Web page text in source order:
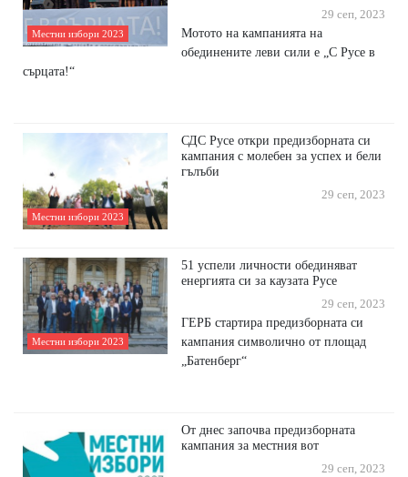
Местни избори 2023
29 сеп, 2023
Мотото на кампанията на
обединените леви сили е „С Русе в
сърцата!“
Местни избори 2023
СДС Русе откри предизборната си
кампания с молебен за успех и бели
гълъби
29 сеп, 2023
Местни избори 2023
51 успели личности обединяват
енергията си за каузата Русе
29 сеп, 2023
ГЕРБ стартира предизборната си
кампания символично от площад
„Батенберг“
От днес започва предизборната
кампания за местния вот
29 сеп, 2023